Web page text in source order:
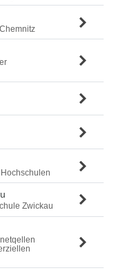
Zwickau